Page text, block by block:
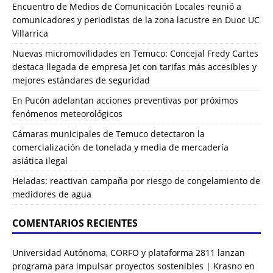
Encuentro de Medios de Comunicación Locales reunió a
comunicadores y periodistas de la zona lacustre en Duoc UC
Villarrica
Nuevas micromovilidades en Temuco: Concejal Fredy Cartes
destaca llegada de empresa Jet con tarifas más accesibles y
mejores estándares de seguridad
En Pucón adelantan acciones preventivas por próximos
fenómenos meteorológicos
Cámaras municipales de Temuco detectaron la
comercialización de tonelada y media de mercadería
asiática ilegal
Heladas: reactivan campaña por riesgo de congelamiento de
medidores de agua
COMENTARIOS RECIENTES
Universidad Autónoma, CORFO y plataforma 2811 lanzan
programa para impulsar proyectos sostenibles | Krasno en